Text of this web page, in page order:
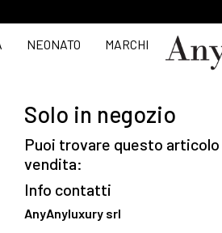
NEONATO MARCHI
Solo in negozio
Puoi trovare questo
vendita:
Info contatti
AnyAnyluxury srl